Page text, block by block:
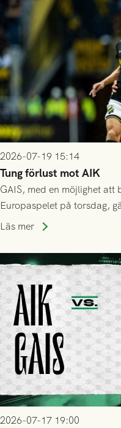
Mostar från Bosnien och
2026-07-19 15:14
Tung förlust mot AIK
GAIS, med en möjlighet
Europaspelet på torsdag,
Stockholm . Men trots
lyckades få in 2-0.
Läs mer
2026-07-17 19:00